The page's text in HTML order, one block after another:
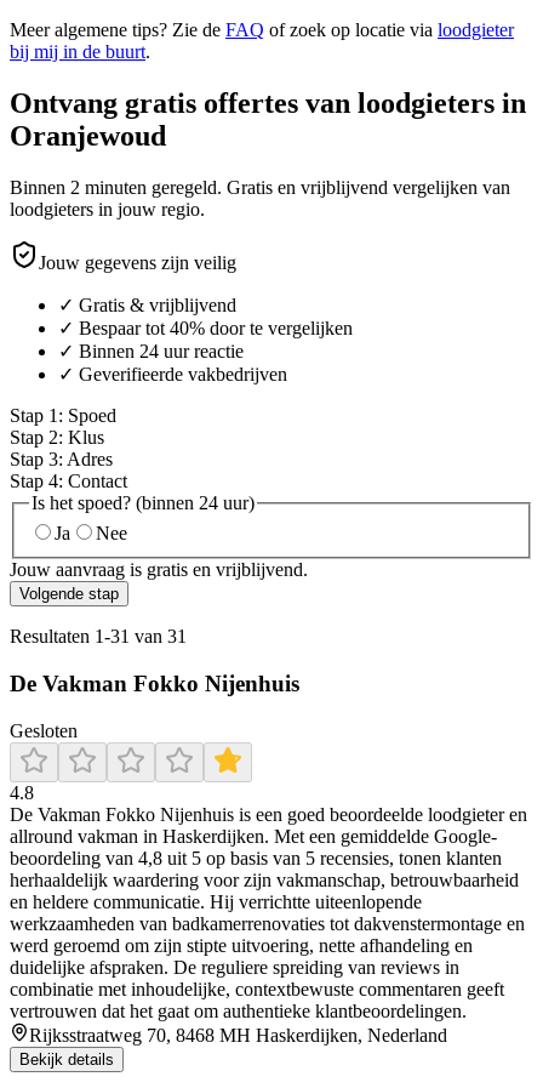
Meer algemene tips? Zie de FAQ of zoek op locatie via loodgieter
bij mij in de buurt.
Ontvang gratis offertes van loodgieters in
Oranjewoud
Binnen 2 minuten geregeld. Gratis en vrijblijvend vergelijken van
loodgieters in jouw regio.
Jouw gegevens zijn veilig
✓ Gratis & vrijblijvend
✓ Bespaar tot 40% door te vergelijken
✓ Binnen 24 uur reactie
✓ Geverifieerde vakbedrijven
Stap 1 : Spoed
Stap 2: Klus
Stap 3: Adres
Stap 4: Contact
Is het spoed? (binnen 24 uur)
Ja
Nee
Jouw aanvraag is gratis en vrijblijvend.
Volgende stap
Resultaten 1-31 van 31
De Vakman Fokko Nijenhuis
Gesloten
4.8
De Vakman Fokko Nijenhuis is een goed beoordeelde loodgieter en
allround vakman in Haskerdijken. Met een gemiddelde Google-
beoordeling van 4,8 uit 5 op basis van 5 recensies, tonen klanten
herhaaldelijk waardering voor zijn vakmanschap, betrouwbaarheid
en heldere communicatie. Hij verrichtte uiteenlopende
werkzaamheden van badkamerrenovaties tot dakvenstermontage en
werd geroemd om zijn stipte uitvoering, nette afhandeling en
duidelijke afspraken. De reguliere spreiding van reviews in
combinatie met inhoudelijke, contextbewuste commentaren geeft
vertrouwen dat het gaat om authentieke klantbeoordelingen.
Rijksstraatweg 70, 8468 MH Haskerdijken, Nederland
Bekijk details